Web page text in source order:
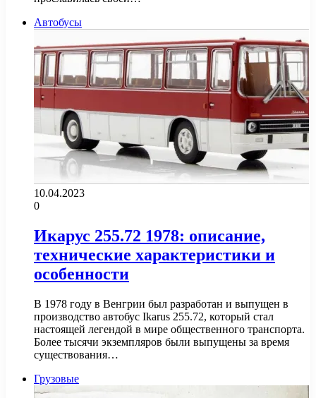
Автобусы
10.04.2023
0
Икарус 255.72 1978: описание,
технические характеристики и
особенности
В 1978 году в Венгрии был разработан и выпущен в
производство автобус Ikarus 255.72, который стал
настоящей легендой в мире общественного транспорта.
Более тысячи экземпляров были выпущены за время
существования…
Грузовые